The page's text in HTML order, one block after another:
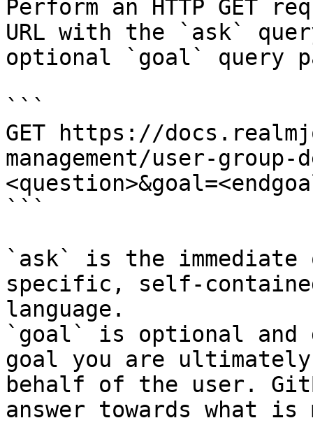
Perform an HTTP GET
URL with the `ask`
optional `goal` query
```
GET https://
management/user-group-
```
`ask` is the
specific, self-
language.
`goal` is optional and
goal you are
behalf of the user.
answer towards what